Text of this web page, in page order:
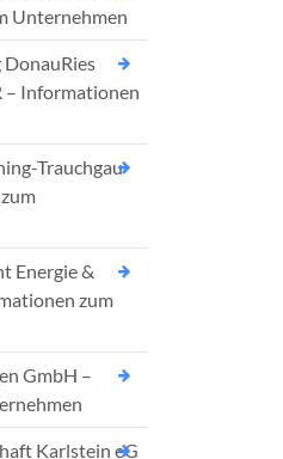
Unternehmen
– Informationen
Trauchgau
Energie &
zum
GmbH –
Karlstein eG